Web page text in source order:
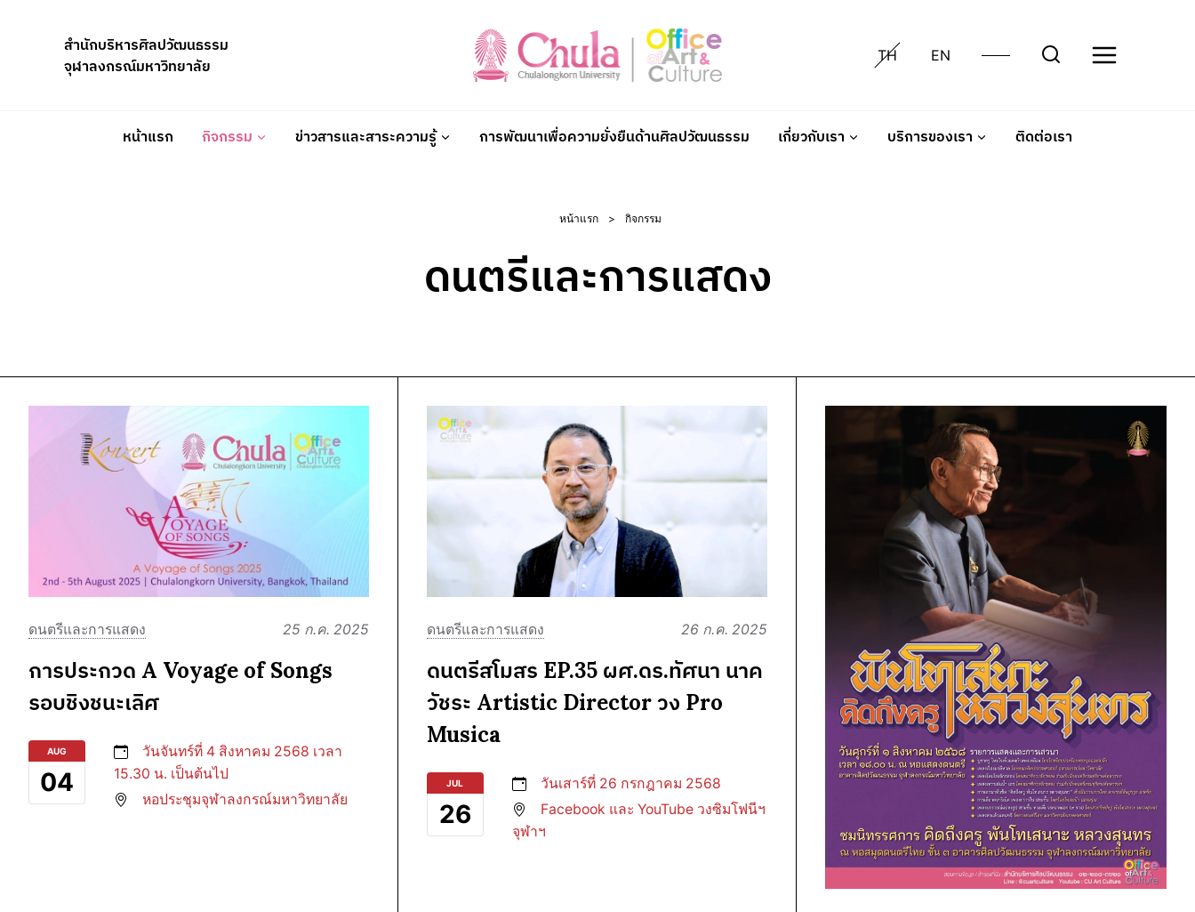
สำนักบริหารศิลปวัฒนธรรม
จุฬาลงกรณ์มหาวิทยาลัย
TH EN
หน้าแรก กิจกรรม ข่าวสารและสาระความรู้ การพัฒนาเพื่อความยั่งยืนด้านศิลปวัฒนธรรม เกี่ยวกับเรา บริการของเรา ติดต่อเรา
หน้าแรก > กิจกรรม
ดนตรีและการแสดง
ดนตรีและการแสดง 25 ก.ค. 2025
การประกวด A Voyage of Songs
รอบชิงชนะเลิศ
AUG
04
วันจันทร์ที่ 4 สิงหาคม 2568 เวลา
15.30 น. เป็นต้นไป
หอประชุมจุฬาลงกรณ์มหาวิทยาลัย
ดนตรีและการแสดง 26 ก.ค. 2025
ดนตรีสโมสร EP.35 ผศ.ดร.ทัศนา นาค
วัชระ Artistic Director วง Pro
Musica
JUL
26
วันเสาร์ที่ 26 กรกฎาคม 2568
Facebook และ YouTube วงซิมโฟนีฯ
จุฬาฯ